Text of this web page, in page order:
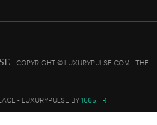
- COPYRIGHT © LUXURYPULSE.COM - THE
- LUXURYPULSE BY 1665.FR